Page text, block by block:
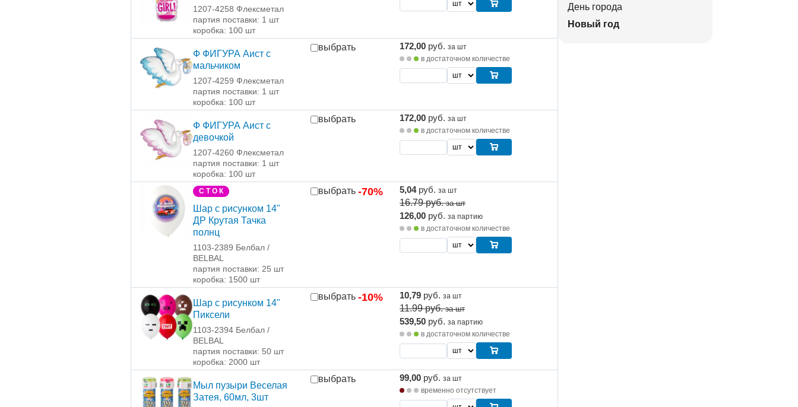
1207-4258 Флексметал
партия поставки: 1 шт
коробка: 100 шт
Ф ФИГУРА Аист с
мальчиком
1207-4259 Флексметал
партия поставки: 1 шт
коробка: 100 шт
выбрать 172,00 руб. за шт
в достаточном количестве
Ф ФИГУРА Аист с
девочкой
1207-4260 Флексметал
партия поставки: 1 шт
коробка: 100 шт
выбрать 172,00 руб. за шт
в достаточном количестве
С Т О К
Шар с рисунком 14"
ДР Крутая Тачка
полнц
1103-2389 Белбал /
BELBAL
партия поставки: 25 шт
коробка: 1500 шт
-70%
выбрать 5,04 руб. за шт
16.79руб. за шт
126,00 руб. за партию
в достаточном количестве
Шар с рисунком 14"
Пиксели
1103-2394 Белбал /
BELBAL
партия поставки: 50 шт
коробка: 2000 шт
-10%
выбрать 10,79 руб. за шт
11.99руб. за шт
539,50 руб. за партию
в достаточном количестве
Мыл пузыри Веселая
Затея, 60мл, 3шт
выбрать 99,00 руб. за шт
временно отсутствует
День города
Новый год